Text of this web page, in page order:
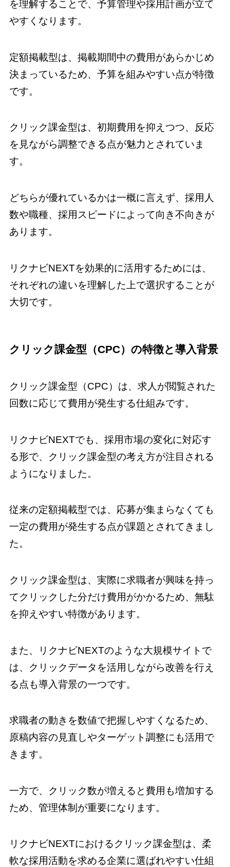
を理解することで、予算管理や採用計画が立て
やすくなります。
定額掲載型は、掲載期間中の費用があらかじめ
決まっているため、予算を組みやすい点が特徴
です。
クリック課金型は、初期費用を抑えつつ、反応
を見ながら調整できる点が魅力とされていま
す。
どちらが優れているかは一概に言えず、採用人
数や職種、採用スピードによって向き不向きが
あります。
リクナビNEXTを効果的に活用するためには、
それぞれの違いを理解した上で選択することが
大切です。
クリック課金型（CPC）の特徴と導入背景
クリック課金型（CPC）は、求人が閲覧された
回数に応じて費用が発生する仕組みです。
リクナビNEXTでも、採用市場の変化に対応す
る形で、クリック課金型の考え方が注目される
ようになりました。
従来の定額掲載型では、応募が集まらなくても
一定の費用が発生する点が課題とされてきまし
た。
クリック課金型は、実際に求職者が興味を持っ
てクリックした分だけ費用がかかるため、無駄
を抑えやすい特徴があります。
また、リクナビNEXTのような大規模サイトで
は、クリックデータを活用しながら改善を行え
る点も導入背景の一つです。
求職者の動きを数値で把握しやすくなるため、
原稿内容の見直しやターゲット調整にも活用で
きます。
一方で、クリック数が増えると費用も増加する
ため、管理体制が重要になります。
リクナビNEXTにおけるクリック課金型は、柔
軟な採用活動を求める企業に選ばれやすい仕組